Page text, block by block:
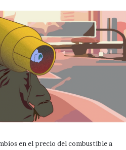
en el precio del combustible a